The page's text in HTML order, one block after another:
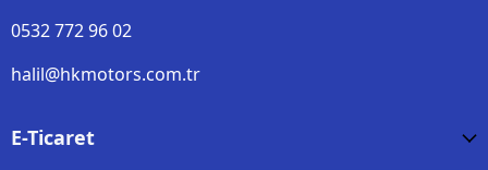
0532 772 96 02
halil@hkmotors.com.tr
E-Ticaret